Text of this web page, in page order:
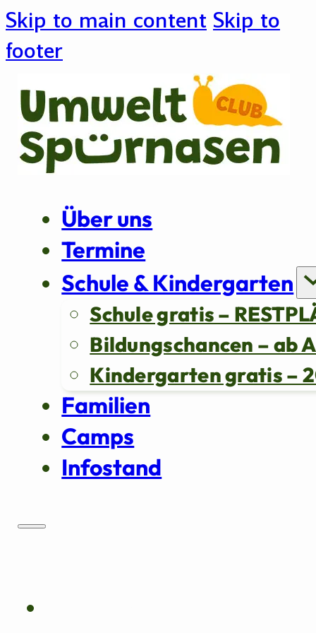
Skip to main content Skip to
footer
Über uns
Termine
Schule & Kindergarten
Schule gratis –
Bildungschancen – ab
Kindergarten gratis –
Familien
Camps
Infostand